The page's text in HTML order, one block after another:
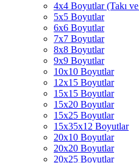
4x4 Boyutlar (Takı
5x5 Boyutlar
6x6 Boyutlar
7x7 Boyutlar
8x8 Boyutlar
9x9 Boyutlar
10x10 Boyutlar
12x15 Boyutlar
15x15 Boyutlar
15x20 Boyutlar
15x25 Boyutlar
15x35x12 Boyutlar
20x10 Boyutlar
20x20 Boyutlar
20x25 Boyutlar